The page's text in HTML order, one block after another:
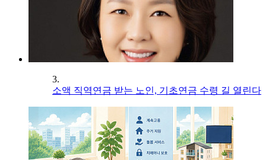
3.
소액 직역연금 받는 노인, 기초연금 수령 길 열린다